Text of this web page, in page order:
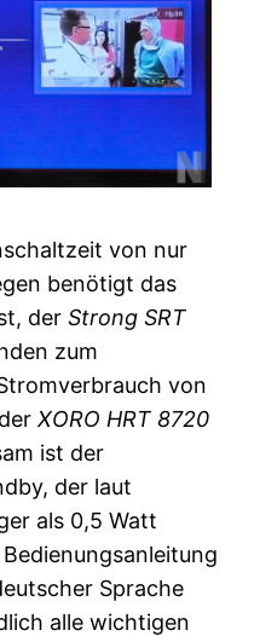
von nur
benötigt das
der Strong SRT
zum
von
XORO HRT 8720
ist der
der laut
als 0,5 Watt
Sprache
alle wichtigen